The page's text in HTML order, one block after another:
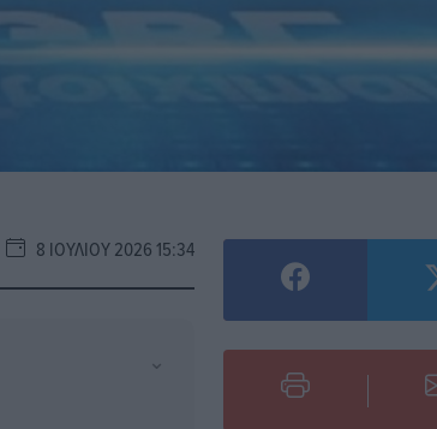
8 ΙΟΥΛΊΟΥ 2026 15:34
⌄